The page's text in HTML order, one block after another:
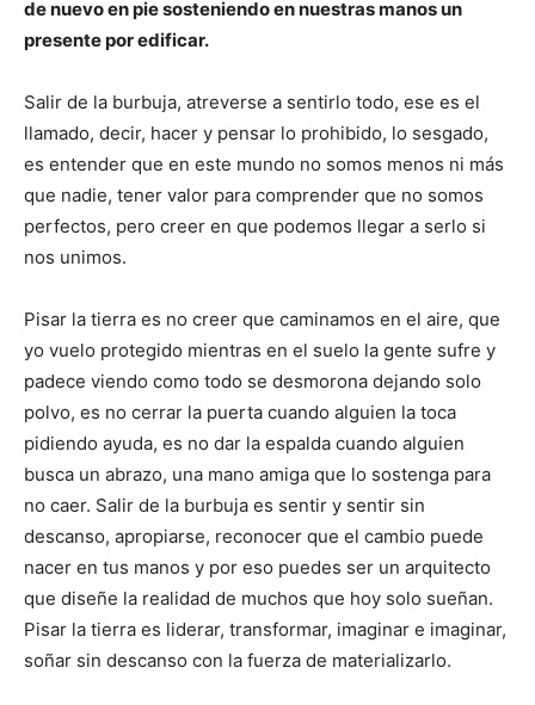
de nuevo en pie sosteniendo en nuestras manos un
presente por edificar.
Salir de la burbuja, atreverse a sentirlo todo, ese es el
llamado, decir, hacer y pensar lo prohibido, lo sesgado,
es entender que en este mundo no somos menos ni más
que nadie, tener valor para comprender que no somos
perfectos, pero creer en que podemos llegar a serlo si
nos unimos.
Pisar la tierra es no creer que caminamos en el aire, que
yo vuelo protegido mientras en el suelo la gente sufre y
padece viendo como todo se desmorona dejando solo
polvo, es no cerrar la puerta cuando alguien la toca
pidiendo ayuda, es no dar la espalda cuando alguien
busca un abrazo, una mano amiga que lo sostenga para
no caer. Salir de la burbuja es sentir y sentir sin
descanso, apropiarse, reconocer que el cambio puede
nacer en tus manos y por eso puedes ser un arquitecto
que diseñe la realidad de muchos que hoy solo sueñan.
Pisar la tierra es liderar, transformar, imaginar e imaginar,
soñar sin descanso con la fuerza de materializarlo.